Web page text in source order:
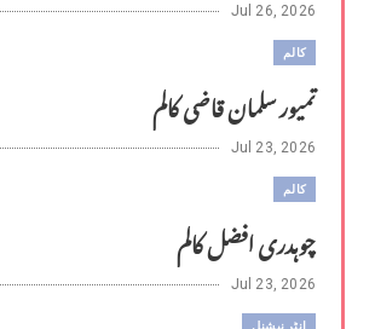
Jul 26, 2026
کالم
تمیور سلمان قاضی کالم
Jul 23, 2026
کالم
چوہدری افضل کالم
Jul 23, 2026
انٹر نیشنل